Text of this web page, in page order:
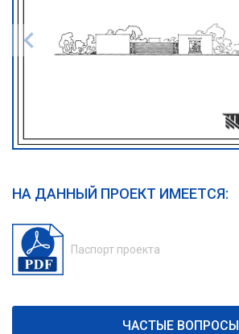
НА ДАННЫЙ ПРОЕКТ ИМЕЕТСЯ:
Паспорт проекта
ЧАСТЫЕ ВОПРОСЫ